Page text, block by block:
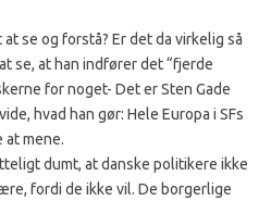
se og forstå? Er det da virkelig så
se, at han indfører det “fjerde
for noget- Det er Sten Gade
hvad han gør: Hele Europa i SFs
at mene.
dumt, at danske politikere ikke
fordi de ikke vil. De borgerlige